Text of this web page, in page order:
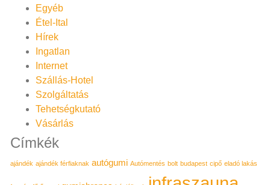
Egyéb
Étel-Ital
Hírek
Ingatlan
Internet
Szállás-Hotel
Szolgáltatás
Tehetségkutató
Vásárlás
Címkék
ajándék ajándék férfiaknak autógumi Autómentés bolt budapest cipő eladó lakás